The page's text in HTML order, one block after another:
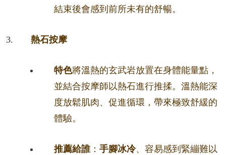
結束後會感到前所未有的舒暢。
熱石按摩
特色將溫熱的玄武岩放置在身體能量點，
並結合按摩師以熱石進行推揉。溫熱能深
度放鬆肌肉、促進循環，帶來極致舒緩的
體驗。
推薦給誰： 手腳冰冷、容易感到緊繃難以